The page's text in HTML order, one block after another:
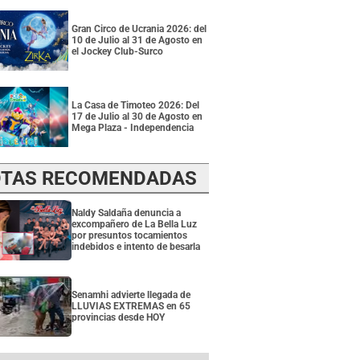
Gran Circo de Ucrania 2026: del
10 de Julio al 31 de Agosto en
el Jockey Club-Surco
La Casa de Timoteo 2026: Del
17 de Julio al 30 de Agosto en
Mega Plaza - Independencia
RECOMENDADAS
Naldy Saldaña denuncia a
excompañero de La Bella Luz
por presuntos tocamientos
indebidos e intento de besarla
Senamhi advierte llegada de
LLUVIAS EXTREMAS en 65
provincias desde HOY